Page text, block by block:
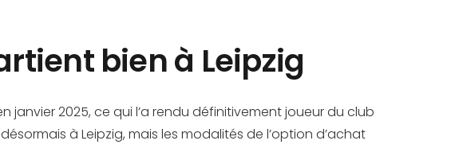
bien à Leipzig
janvier 2025, ce qui l’a rendu définitivement joueur du club
à Leipzig, mais les modalités de l’option d’achat